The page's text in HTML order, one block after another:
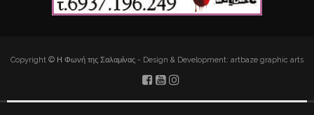
Copyright © Η Φωνή της Σαλαμίνας - Design & Development: artbaze graphic arts